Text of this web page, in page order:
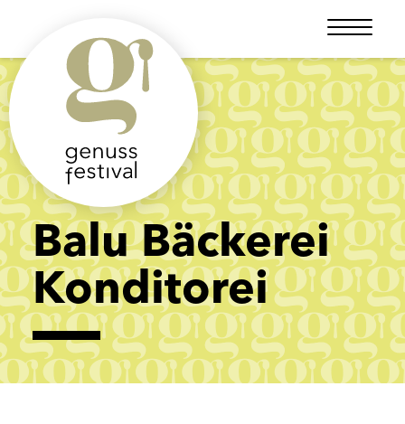
Balu Bäckerei
Konditorei